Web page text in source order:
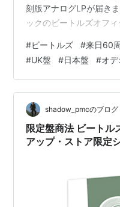
刻版アナログLPが届き
ックのビートルズオフ
定盤なるものが出現し
自体が限定のものもあ
トア特典（付属品）を
定アイテムに「イエロ
ログシングル、ストア
のポストカードが付い…
#ビートルズ #来日60
#UK盤 #日本盤 #オ
shadow_pmcのブロ
限定盤商法 ビートル
アップ・ストア限定